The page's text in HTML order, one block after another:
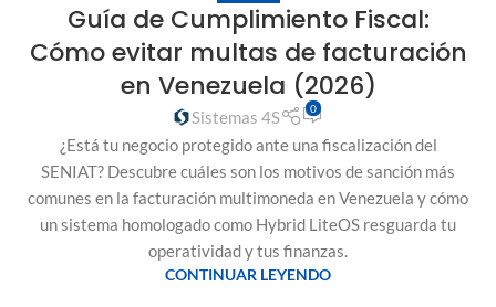
Guía de Cumplimiento Fiscal:
Cómo evitar multas de facturación
en Venezuela (2026)
Sistemas 4S 0
¿Está tu negocio protegido ante una fiscalización del
SENIAT? Descubre cuáles son los motivos de sanción más
comunes en la facturación multimoneda en Venezuela y cómo
un sistema homologado como Hybrid LiteOS resguarda tu
operatividad y tus finanzas.
CONTINUAR LEYENDO